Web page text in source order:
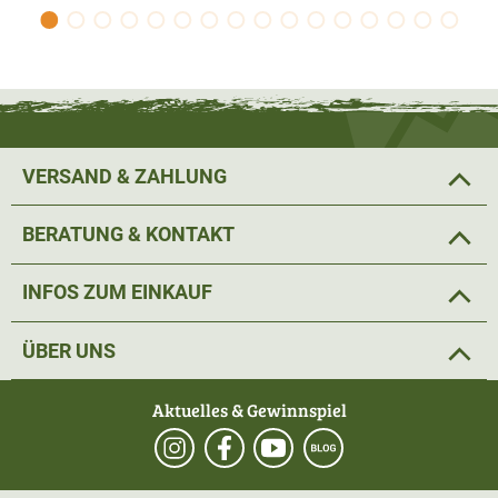
VERSAND & ZAHLUNG
BERATUNG & KONTAKT
INFOS ZUM EINKAUF
ÜBER UNS
Aktuelles & Gewinnspiel